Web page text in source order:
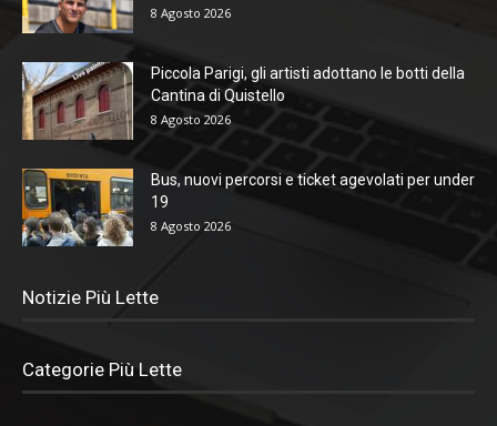
8 Agosto 2026
Piccola Parigi, gli artisti adottano le botti della
Cantina di Quistello
8 Agosto 2026
Bus, nuovi percorsi e ticket agevolati per under
19
8 Agosto 2026
Notizie Più Lette
Categorie Più Lette